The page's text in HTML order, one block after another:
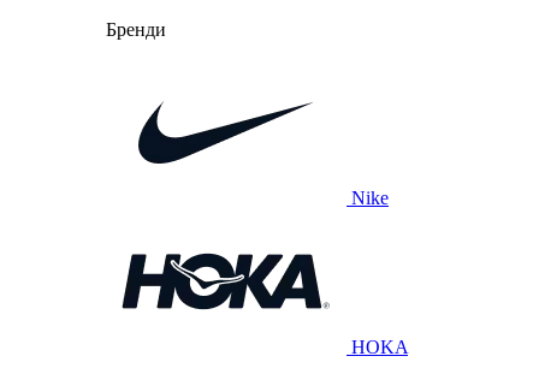
Бренди
Nike
HOKA